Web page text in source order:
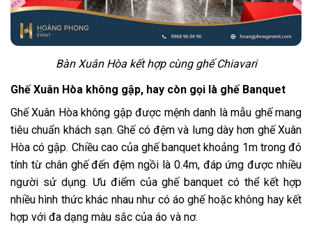
Bàn Xuân Hòa kết hợp cùng ghế Chiavari
Ghế Xuân Hòa không gập, hay còn gọi là ghế Banquet
Ghế Xuân Hòa không gập được mệnh danh là mẫu ghế mang
tiêu chuẩn khách sạn. Ghế có đệm và lưng dày hơn ghế Xuân
Hòa có gập. Chiều cao của ghế banquet khoảng 1m trong đó
tính từ chân ghế đến đệm ngồi là 0.4m, đáp ứng được nhiều
người sử dụng. Ưu điểm của ghế banquet có thể kết hợp
nhiều hình thức khác nhau như có áo ghế hoặc không hay kết
hợp với đa dạng màu sắc của áo và nơ.